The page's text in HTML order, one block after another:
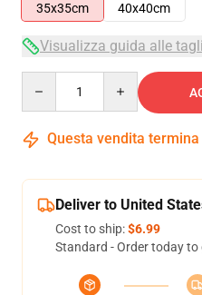
35x35cm
40x40cm
Visualizza guida alle
Questa vendita termina
Deliver to United
Cost to ship:$6.99
Standard - Order today to